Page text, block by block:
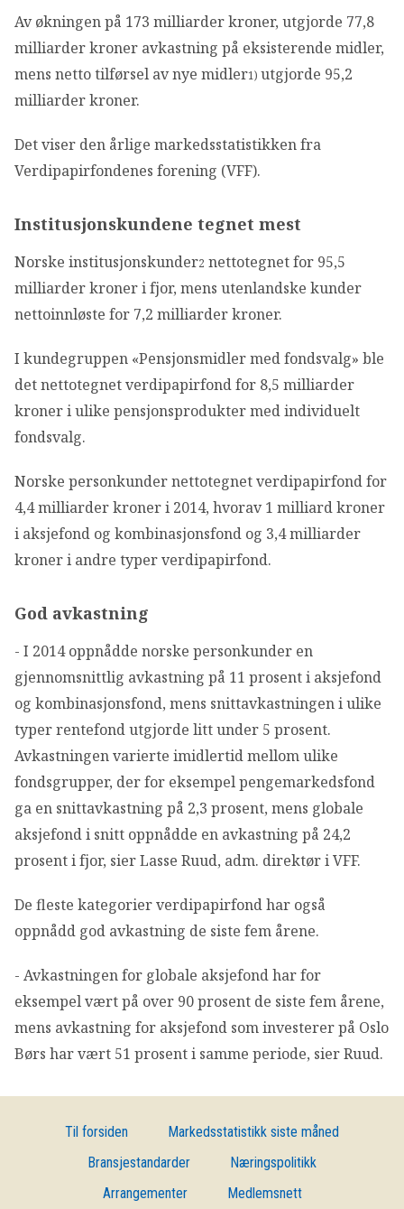
Av økningen på 173 milliarder kroner, utgjorde 77,8
milliarder kroner avkastning på eksisterende midler,
mens netto tilførsel av nye midler1) utgjorde 95,2
milliarder kroner.
Det viser den årlige markedsstatistikken fra
Verdipapirfondenes forening (VFF).
Institusjonskundene tegnet mest
Norske institusjonskunder2 nettotegnet for 95,5
milliarder kroner i fjor, mens utenlandske kunder
nettoinnløste for 7,2 milliarder kroner.
I kundegruppen «Pensjonsmidler med fondsvalg» ble
det nettotegnet verdipapirfond for 8,5 milliarder
kroner i ulike pensjonsprodukter med individuelt
fondsvalg.
Norske personkunder nettotegnet verdipapirfond for
4,4 milliarder kroner i 2014, hvorav 1 milliard kroner
i aksjefond og kombinasjonsfond og 3,4 milliarder
kroner i andre typer verdipapirfond.
God avkastning
- I 2014 oppnådde norske personkunder en
gjennomsnittlig avkastning på 11 prosent i aksjefond
og kombinasjonsfond, mens snittavkastningen i ulike
typer rentefond utgjorde litt under 5 prosent.
Avkastningen varierte imidlertid mellom ulike
fondsgrupper, der for eksempel pengemarkedsfond
ga en snittavkastning på 2,3 prosent, mens globale
aksjefond i snitt oppnådde en avkastning på 24,2
prosent i fjor, sier Lasse Ruud, adm. direktør i VFF.
De fleste kategorier verdipapirfond har også
oppnådd god avkastning de siste fem årene.
- Avkastningen for globale aksjefond har for
eksempel vært på over 90 prosent de siste fem årene,
mens avkastning for aksjefond som investerer på Oslo
Børs har vært 51 prosent i samme periode, sier Ruud.
Til forsiden
Markedsstatistikk siste måned
Bransjestandarder
Næringspolitikk
Arrangementer
Medlemsnett